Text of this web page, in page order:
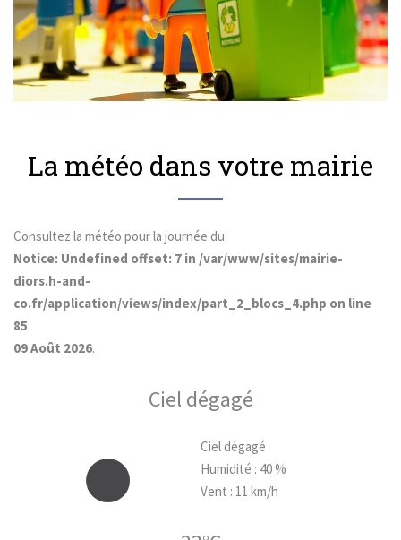
EN SAVOIR PLUS
La météo dans votre mairie
Consultez la météo pour la journée du
Notice: Undefined offset: 7 in /var/www/sites/mairie-
diors.h-and-
co.fr/application/views/index/part_2_blocs_4.php on line
85
09 Août 2026.
Ciel dégagé
Ciel dégagé
Humidité : 40 %
Vent : 11 km/h